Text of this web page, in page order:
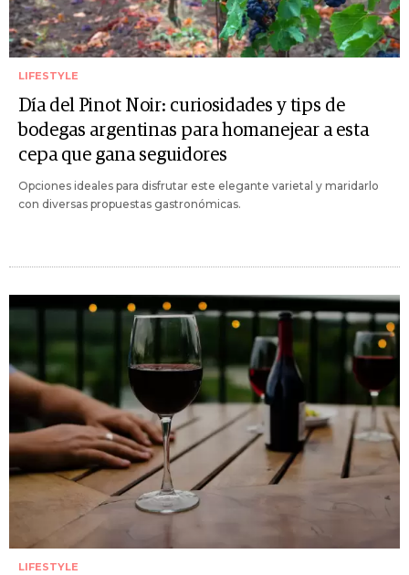
LIFESTYLE
Día del Pinot Noir: curiosidades y tips de
bodegas argentinas para homanejear a esta
cepa que gana seguidores
Opciones ideales para disfrutar este elegante varietal y maridarlo
con diversas propuestas gastronómicas.
LIFESTYLE